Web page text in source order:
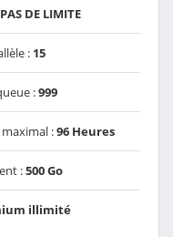
PAS DE LIMITE
: 15
:999
:96 Heures
:500 Go
illimité